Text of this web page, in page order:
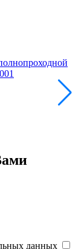
данных